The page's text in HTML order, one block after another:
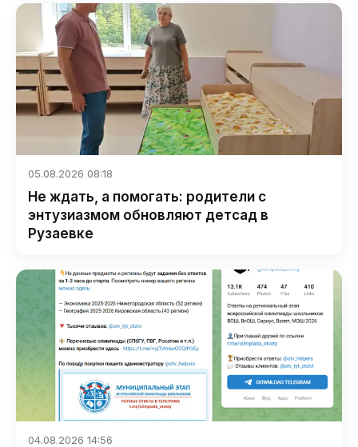
05.08.2026 08:18
Не ждать, а помогать: родители с
энтузиазмом обновляют детсад в
Рузаевке
04.08.2026 14:56